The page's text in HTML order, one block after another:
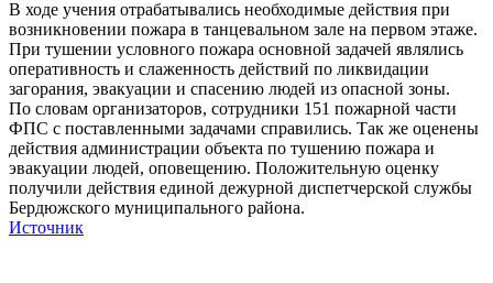
В ходе учения отрабатывались необходимые действия при
возникновении пожара в танцевальном зале на первом этаже.
При тушении условного пожара основной задачей являлись
оперативность и слаженность действий по ликвидации
загорания, эвакуации и спасению людей из опасной зоны.
По словам организаторов, сотрудники 151 пожарной части
ФПС с поставленными задачами справились. Так же оценены
действия администрации объекта по тушению пожара и
эвакуации людей, оповещению. Положительную оценку
получили действия единой дежурной диспетчерской службы
Бердюжского муниципального района.
Источник